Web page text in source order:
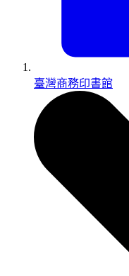
臺灣商務印書館